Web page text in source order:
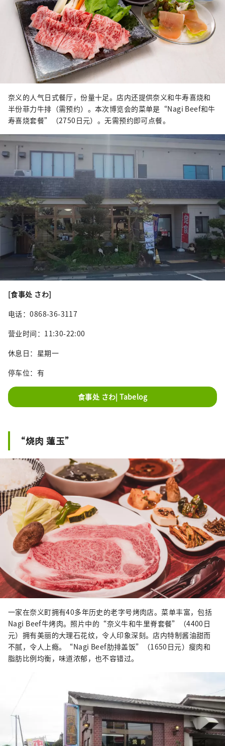
奈义的人气日式餐厅，份量十足。店内还提供奈义和牛寿喜烧和
半份菲力牛排（需预约）。本次博览会的菜单是“Nagi Beef和牛
寿喜烧套餐”（2750日元）。无需预约即可点餐。
[食事处 さわ]
电话：0868-36-3117
营业时间：11:30-22:00
休息日：星期一
停车位：有
食事处 さわ| Tabelog
“烧肉 蓮玉”
一家在奈义町拥有40多年历史的老字号烤肉店。菜单丰富，包括
Nagi Beef牛烤肉。照片中的“奈义牛和牛里脊套餐”（4400日
元）拥有美丽的大理石花纹，令人印象深刻。店内特制酱油甜而
不腻，令人上瘾。“Nagi Beef肋排盖饭”（1650日元）瘦肉和
脂肪比例均衡，味道浓郁，也不容错过。